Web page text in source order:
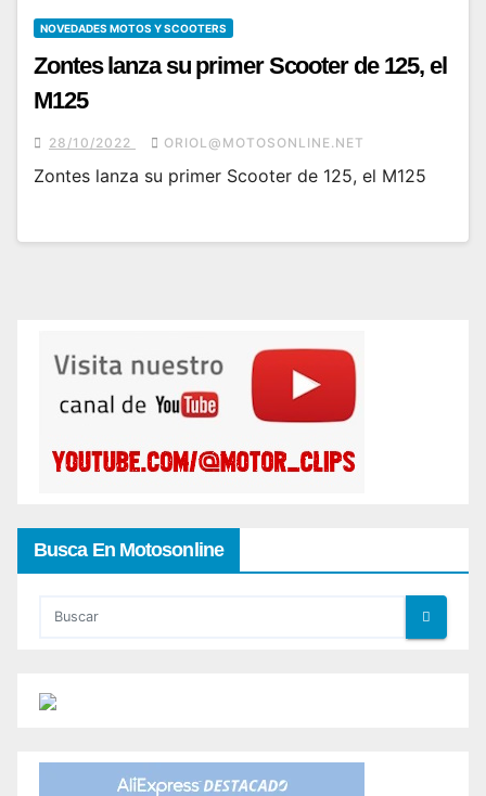
NOVEDADES MOTOS Y SCOOTERS
Zontes lanza su primer Scooter de 125, el
M125
28/10/2022 ORIOL@MOTOSONLINE.NET
Zontes lanza su primer Scooter de 125, el M125
Busca En Motosonline